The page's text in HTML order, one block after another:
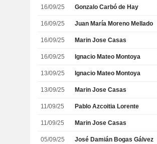
16/09/25 Gonzalo Carbó de Hay
16/09/25 Juan María Moreno Mellado
16/09/25 Marin Jose Casas
16/09/25 Ignacio Mateo Montoya
13/09/25 Ignacio Mateo Montoya
13/09/25 Marin Jose Casas
11/09/25 Pablo Azcoitia Lorente
11/09/25 Marin Jose Casas
05/09/25 José Damián Bogas Gálvez